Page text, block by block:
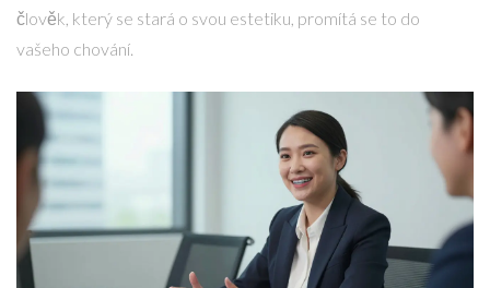
člověk, který se stará o svou estetiku, promítá se to do
vašeho chování.